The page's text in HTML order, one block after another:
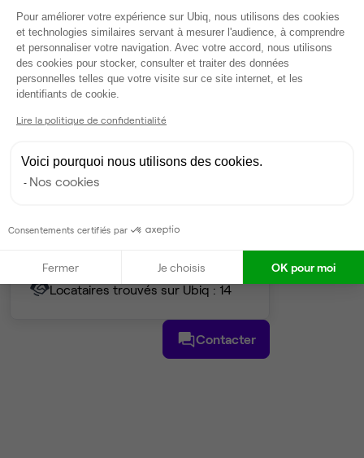
49postes • 200 m²
25 137 €
Dispo
Gestionnaire de l'espace
Partenaire depuis 2022
Taux de réponse : 70%
Locataires trouvés sur Ubiq : 14
Contacter
Plateforme de Gestion du
Pour améliorer votre expérience sur Ubiq, nous utilisons des cookies
et technologies similaires servant à mesurer l'audience, à comprendre
et personnaliser votre navigation. Avec votre accord, nous utilisons
des cookies pour stocker, consulter et traiter des données
personnelles telles que votre visite sur ce site internet, et les
identifiants de cookie.
Lire la politique de confidentialité
Voici pourquoi nous utilisons des cookies.
Nos cookies
Consentements certifiés par
Fermer Je choisis OK pour moi